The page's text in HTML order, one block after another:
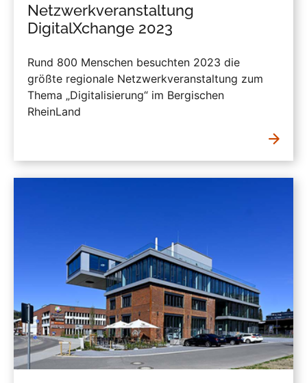
Netzwerkveranstaltung
DigitalXchange 2023
Rund 800 Menschen besuchten 2023 die
größte regionale Netzwerkveranstaltung zum
Thema „Digitalisierung“ im Bergischen
RheinLand